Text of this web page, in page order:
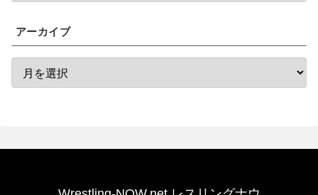
アーカイブ